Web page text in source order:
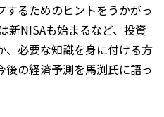
るためのヒントをうかがっ
新NISAも始まるなど、投資
、必要な知識を身に付ける方
の経済予測を馬渕氏に語っ